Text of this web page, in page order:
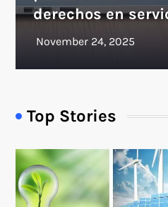
derechos en
Top Stories